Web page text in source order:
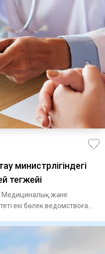
министрлігіндегі
тегжейі
Медициналық және
екі бөлек ведомствоға